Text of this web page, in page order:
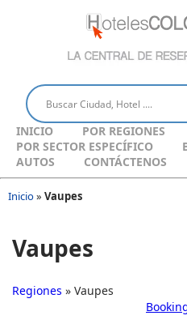
INICIO
POR REGIONES
POR SECTOR ESPECÍFICO
AUTOS
CONTÁCTENOS
Inicio» Vaupes
Vaupes
Regiones » Vaupes